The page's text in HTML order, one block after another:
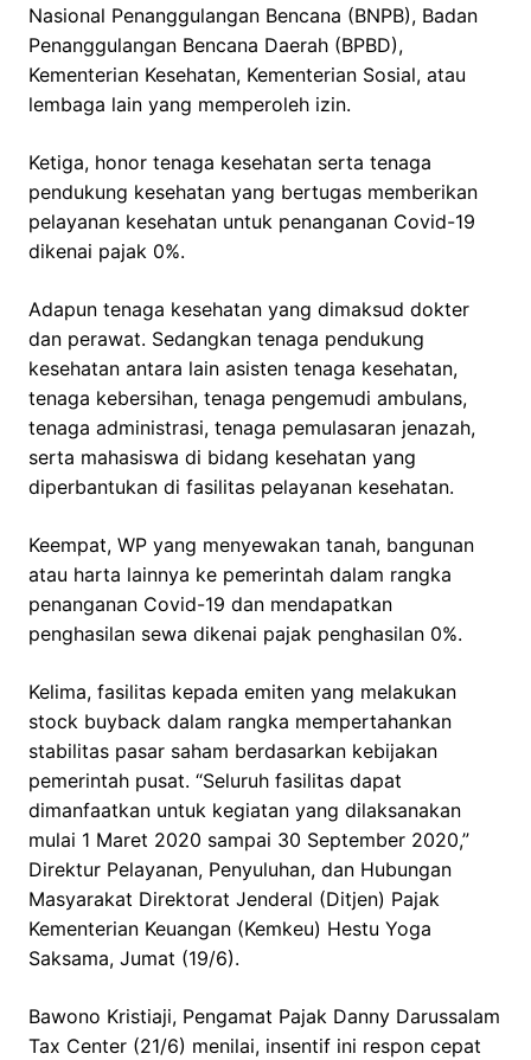
Nasional Penanggulangan Bencana (BNPB), Badan
Penanggulangan Bencana Daerah (BPBD),
Kementerian Kesehatan, Kementerian Sosial, atau
lembaga lain yang memperoleh izin.
Ketiga, honor tenaga kesehatan serta tenaga
pendukung kesehatan yang bertugas memberikan
pelayanan kesehatan untuk penanganan Covid-19
dikenai pajak 0%.
Adapun tenaga kesehatan yang dimaksud dokter
dan perawat. Sedangkan tenaga pendukung
kesehatan antara lain asisten tenaga kesehatan,
tenaga kebersihan, tenaga pengemudi ambulans,
tenaga administrasi, tenaga pemulasaran jenazah,
serta mahasiswa di bidang kesehatan yang
diperbantukan di fasilitas pelayanan kesehatan.
Keempat, WP yang menyewakan tanah, bangunan
atau harta lainnya ke pemerintah dalam rangka
penanganan Covid-19 dan mendapatkan
penghasilan sewa dikenai pajak penghasilan 0%.
Kelima, fasilitas kepada emiten yang melakukan
stock buyback dalam rangka mempertahankan
stabilitas pasar saham berdasarkan kebijakan
pemerintah pusat. “Seluruh fasilitas dapat
dimanfaatkan untuk kegiatan yang dilaksanakan
mulai 1 Maret 2020 sampai 30 September 2020,”
Direktur Pelayanan, Penyuluhan, dan Hubungan
Masyarakat Direktorat Jenderal (Ditjen) Pajak
Kementerian Keuangan (Kemkeu) Hestu Yoga
Saksama, Jumat (19/6).
Bawono Kristiaji, Pengamat Pajak Danny Darussalam
Tax Center (21/6) menilai, insentif ini respon cepat